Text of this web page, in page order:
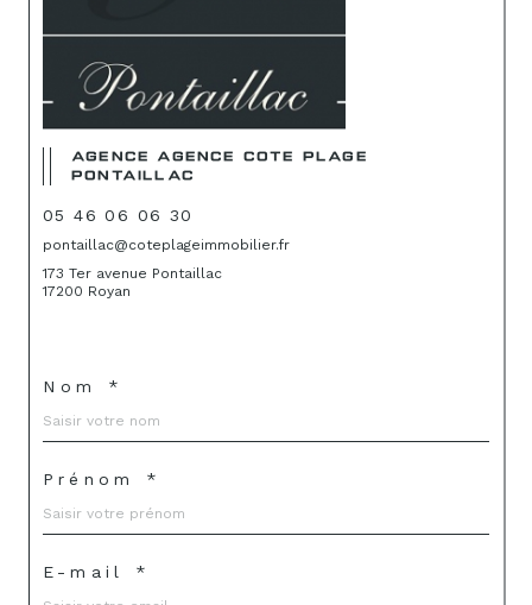
AGENCE AGENCE COTE PLAGE
PONTAILLAC
05 46 06 06 30
pontaillac@coteplageimmobilier.fr
173 Ter avenue Pontaillac
17200 Royan
Nom *
Prénom *
E-mail *